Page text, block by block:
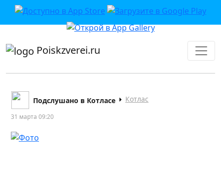
приложении или в VK">
Poiskzverei.ru
Подслушано в Котласе Котлас
31 марта 09:20